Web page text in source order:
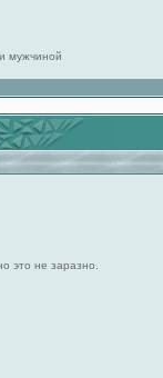
мужчиной
это не заразно.